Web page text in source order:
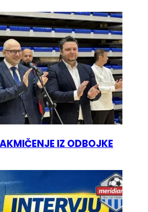
IZ ODBOJKE